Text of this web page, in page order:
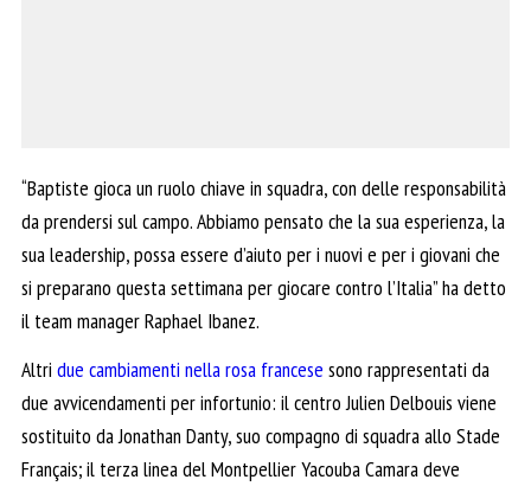
“Baptiste gioca un ruolo chiave in squadra, con delle responsabilità
da prendersi sul campo. Abbiamo pensato che la sua esperienza, la
sua leadership, possa essere d’aiuto per i nuovi e per i giovani che
si preparano questa settimana per giocare contro l’Italia” ha detto
il team manager Raphael Ibanez.
Altri due cambiamenti nella rosa francese sono rappresentati da
due avvicendamenti per infortunio: il centro Julien Delbouis viene
sostituito da Jonathan Danty, suo compagno di squadra allo Stade
Français; il terza linea del Montpellier Yacouba Camara deve